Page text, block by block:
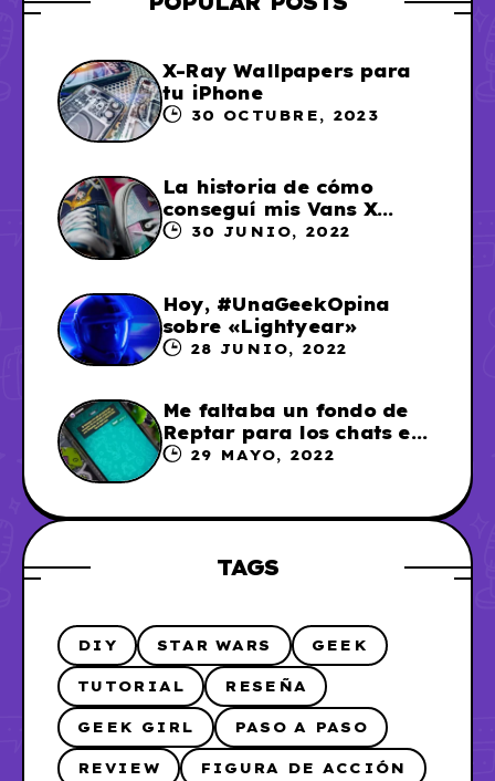
X-Ray Wallpapers para
tu iPhone
30 OCTUBRE, 2023
La historia de cómo
conseguí mis Vans X
Sailor Moon
30 JUNIO, 2022
Hoy, #UnaGeekOpina
sobre «Lightyear»
28 JUNIO, 2022
Me faltaba un fondo de
Reptar para los chats en
WhatsApp, así que me lo
29 MAYO, 2022
TAGS
DIY STAR WARS GEEK
TUTORIAL RESEÑA
GEEK GIRL PASO A PASO
REVIEW FIGURA DE ACCIÓN